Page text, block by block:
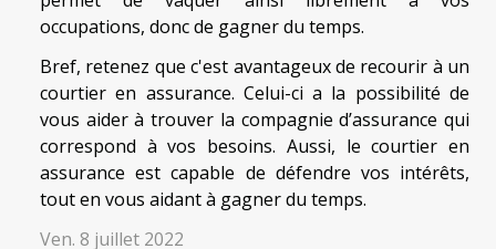
occupations, donc de gagner du temps.
Bref, retenez que c'est avantageux de recourir à un
courtier en assurance. Celui-ci a la possibilité de
vous aider à trouver la compagnie d’assurance qui
correspond à vos besoins. Aussi, le courtier en
assurance est capable de défendre vos intérêts,
tout en vous aidant à gagner du temps.
Ven. 8 juillet 2022